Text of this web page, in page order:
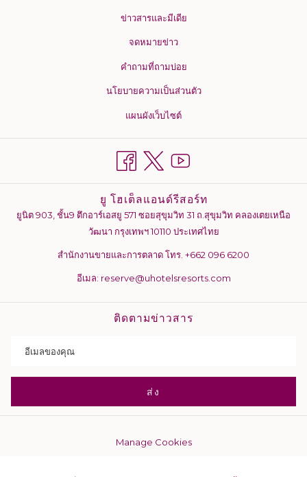
ข่าวสารและมีเดีย
จดหมายข่าว
คำถามที่ถามบ่อย
นโยบายความเป็นส่วนตัว
แผนผังเว็บไซต์
ยู โฮเต็ลแอนด์รีสอร์ท
ยูนิต 903, ชั้น9 ตึกอาร์เอสยู 571 ซอยสุขุมวิท 31 ถ.สุขุมวิท คลองเตยเหนือ
วัฒนา กรุงเทพฯ 10110 ประเทศไทย
สำนักงานขายและการตลาด โทร. +662 096 6200
อีเมล: reserve@uhotelsresorts.com
ติดตามข่าวสาร
ส่ง
Manage Cookies